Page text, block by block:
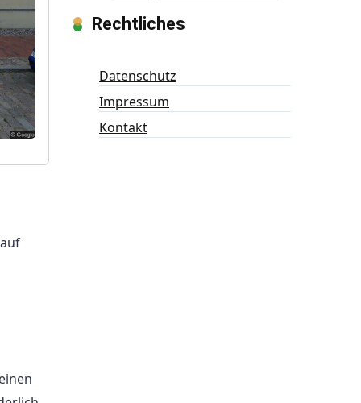
Rechtliches
Datenschutz
Impressum
Kontakt